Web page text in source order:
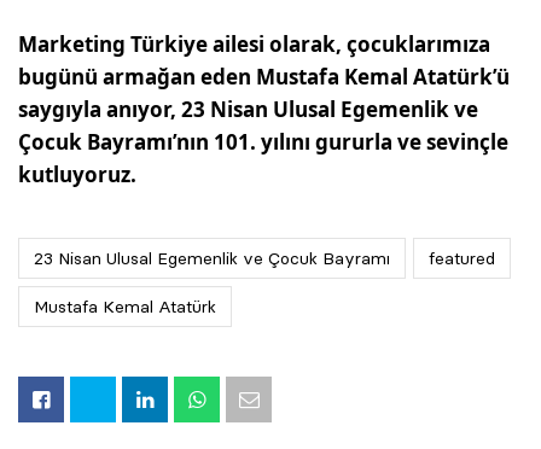
Marketing Türkiye ailesi olarak, çocuklarımıza
bugünü armağan eden Mustafa Kemal Atatürk’ü
saygıyla anıyor, 23 Nisan Ulusal Egemenlik ve
Çocuk Bayramı’nın 101. yılını gururla ve sevinçle
kutluyoruz.
23 Nisan Ulusal Egemenlik ve Çocuk Bayramı featured
Mustafa Kemal Atatürk